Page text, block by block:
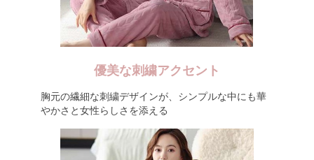
優美な刺繍アクセント
胸元の繊細な刺繍デザインが、シンプルな中にも華
やかさと女性らしさを添える